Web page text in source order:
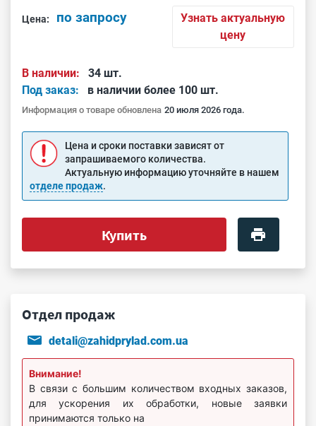
Цена: по запросу
Узнать актуальную
цену
В наличии:
34 шт.
Под заказ:
в наличии более 100 шт.
Информация о товаре обновлена 20 июля 2026 года.
Цена и сроки поставки зависят от
запрашиваемого количества.
Актуальную информацию уточняйте в нашем
отделе продаж.
Купить
Отдел продаж
detali@zahidprylad.com.ua
Внимание!
В связи с большим количеством входных заказов,
для ускорения их обработки, новые заявки
принимаются только на